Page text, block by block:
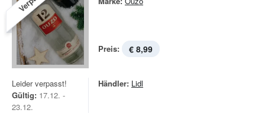
Preis: € 8,99
Leider verpasst!
Gültig: 17.12. -
23.12.
Händler: Lidl